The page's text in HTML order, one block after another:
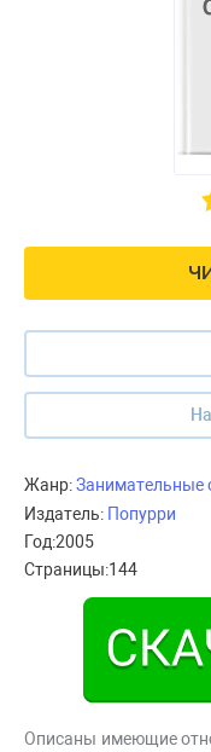
Жанр:Занимательные
Издатель: Попурри
Год:2005
Страницы:144
Описаны имеющие